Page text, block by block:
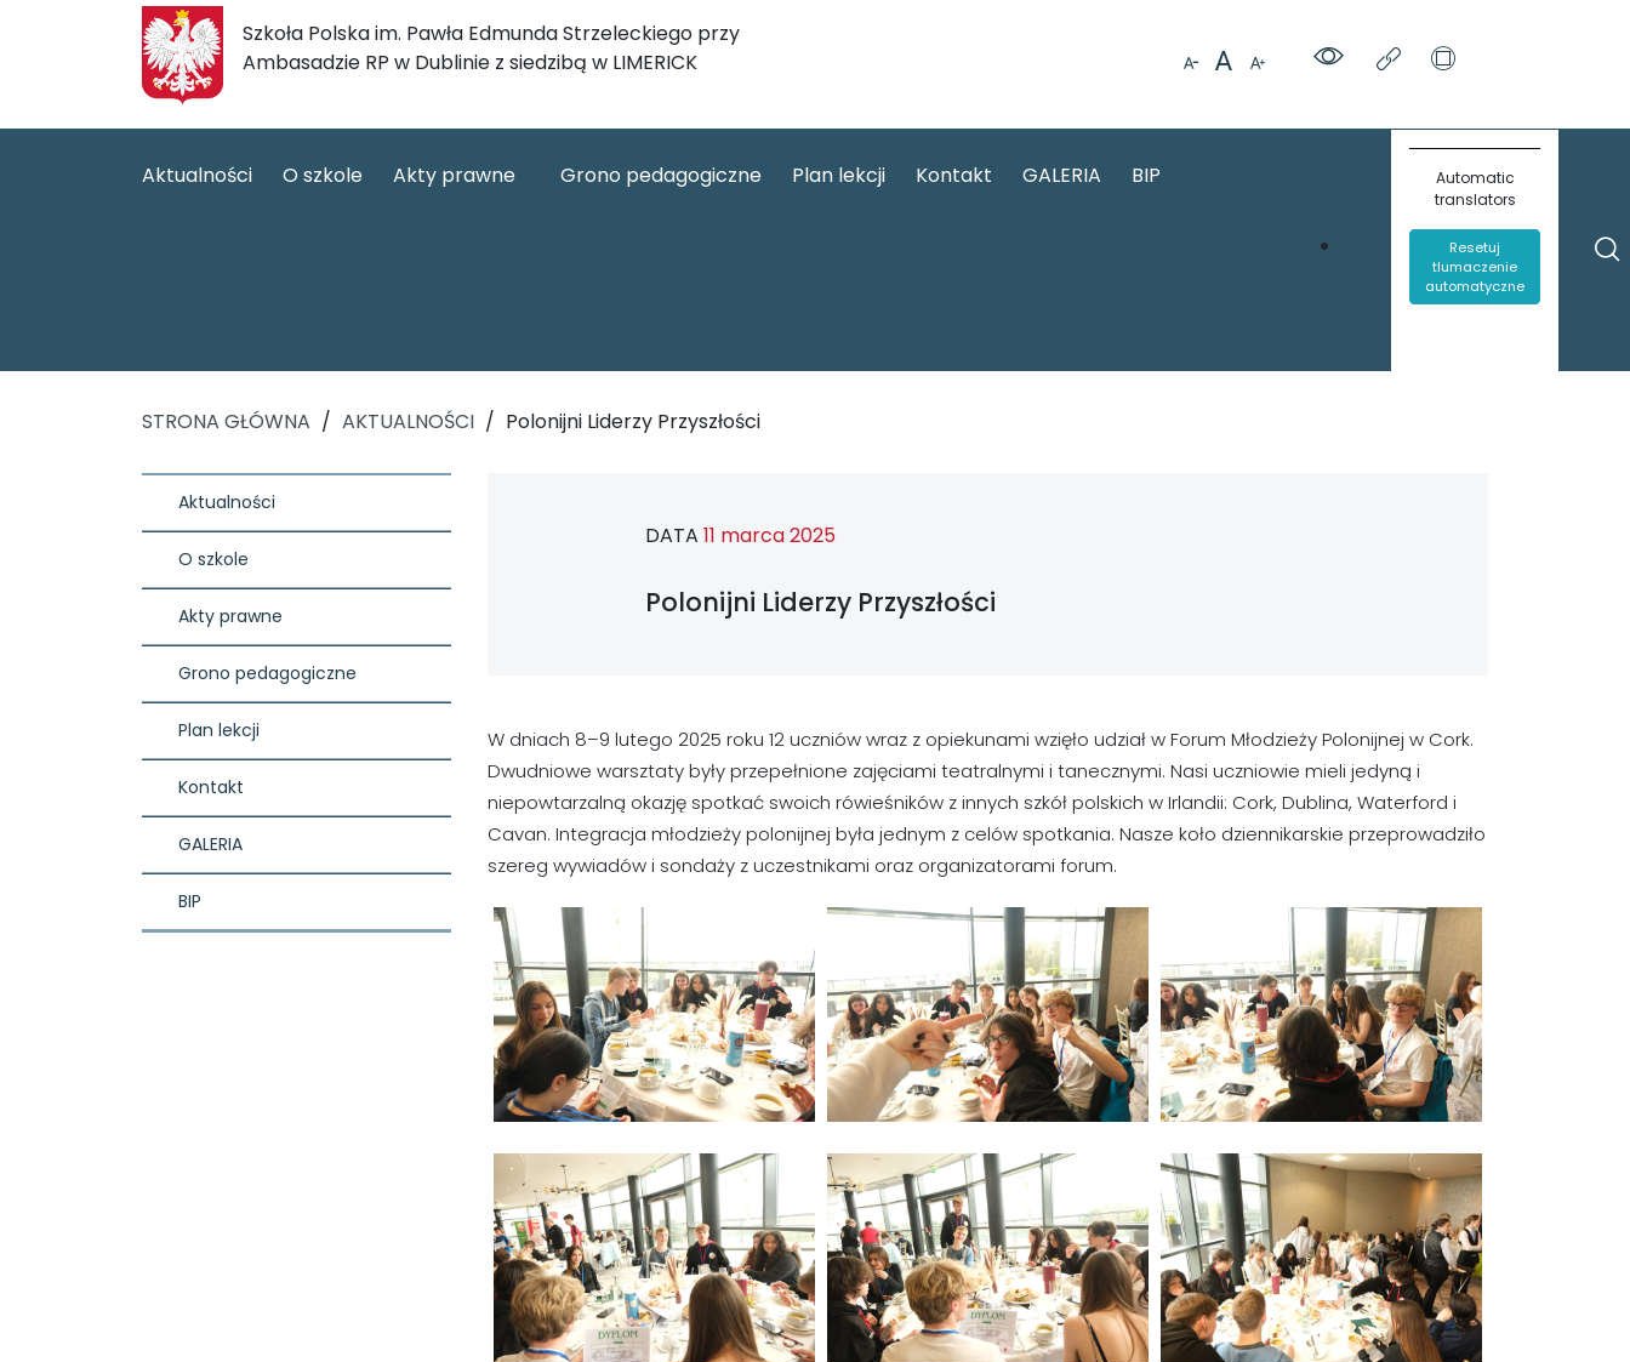
Szkoła Polska im. Pawła Edmunda Strzeleckiego przy
Ambasadzie RP w Dublinie z siedzibą w LIMERICK
Aktualności O szkole Akty prawne Grono pedagogiczne Plan lekcji Kontakt GALERIA BIP
Automatic
translators
Resetuj
tlumaczenie
automatyczne
STRONA GŁÓWNA / AKTUALNOŚCI / Polonijni Liderzy Przyszłości
Aktualności
O szkole
Akty prawne
Grono pedagogiczne
Plan lekcji
Kontakt
GALERIA
BIP
DATA 11 marca 2025
Polonijni Liderzy Przyszłości
W dniach 8–9 lutego 2025 roku 12 uczniów wraz z opiekunami wzięło udział w Forum Młodzieży Polonijnej w Cork.
Dwudniowe warsztaty były przepełnione zajęciami teatralnymi i tanecznymi. Nasi uczniowie mieli jedyną i
niepowtarzalną okazję spotkać swoich rówieśników z innych szkół polskich w Irlandii: Cork, Dublina, Waterford i
Cavan. Integracja młodzieży polonijnej była jednym z celów spotkania. Nasze koło dziennikarskie przeprowadziło
szereg wywiadów i sondaży z uczestnikami oraz organizatorami forum.